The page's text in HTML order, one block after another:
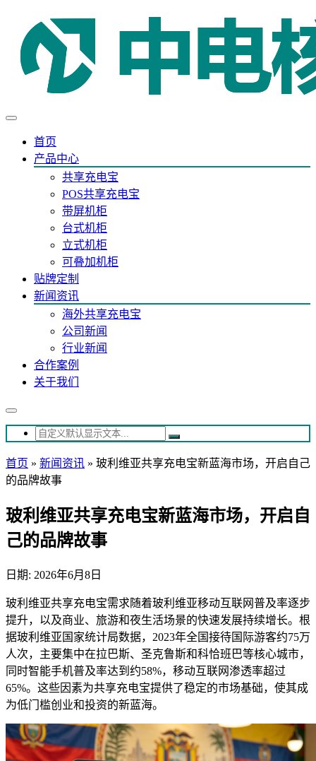
首页
产品中心
共享充电宝
POS共享充电宝
带屏机柜
台式机柜
立式机柜
可叠加机柜
贴牌定制
新闻资讯
海外共享充电宝
公司新闻
行业新闻
合作案例
关于我们
首页 » 新闻资讯 » 玻利维亚共享充电宝新蓝海市场，开启自己
的品牌故事
玻利维亚共享充电宝新蓝海市场，开启自
己的品牌故事
日期: 2026年6月8日
玻利维亚共享充电宝需求随着玻利维亚移动互联网普及率逐步
提升，以及商业、旅游和夜生活场景的快速发展持续增长。根
据玻利维亚国家统计局数据，2023年全国接待国际游客约75万
人次，主要集中在拉巴斯、圣克鲁斯和科恰班巴等核心城市，
同时智能手机普及率达到约58%，移动互联网渗透率超过
65%。这些因素为共享充电宝提供了稳定的市场基础，使其成
为低门槛创业和投资的新蓝海。